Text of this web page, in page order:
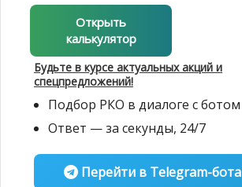
Открыть
калькулятор
Будьте в курсе актуальных акций и
спецпредложений!
Подбор РКО в диалоге с ботом
Ответ — за секунды, 24/7
Перейти в Telegram-бота